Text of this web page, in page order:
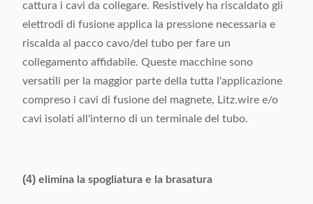
cattura i cavi da collegare. Resistively ha riscaldato gli
elettrodi di fusione applica la pressione necessaria e
riscalda al pacco cavo/del tubo per fare un
collegamento affidabile. Queste macchine sono
versatili per la maggior parte della tutta l'applicazione
compreso i cavi di fusione del magnete, Litz.wire e/o
cavi isolati all'interno di un terminale del tubo.
(4) elimina la spogliatura e la brasatura